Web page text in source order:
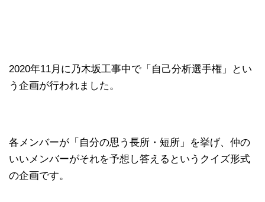
2020年11月に乃木坂工事中で「自己分析選手権」とい
う企画が行われました。
各メンバーが「自分の思う長所・短所」を挙げ、仲の
いいメンバーがそれを予想し答えるというクイズ形式
の企画です。